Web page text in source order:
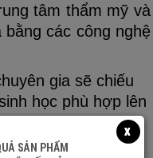
tâm thẩm mỹ và
các công nghệ
gia sẽ chiếu
học phù hợp lên
giúp phá vỡ các
x
SẢN PHẨM